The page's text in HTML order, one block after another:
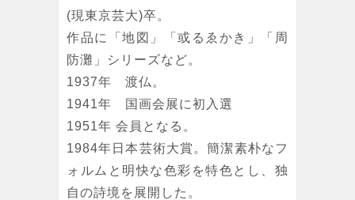
(現東京芸大)卒。
作品に「地図」「或るゑかき」「周
防灘」シリーズなど。
1937年 渡仏。
1941年 国画会展に初入選
1951年 会員となる。
1984年日本芸術大賞。簡潔素朴なフ
ォルムと明快な色彩を特色とし、独
自の詩境を展開した。